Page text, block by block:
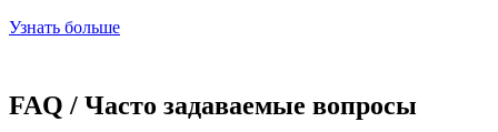
Узнать больше
FAQ / Часто задаваемые вопросы